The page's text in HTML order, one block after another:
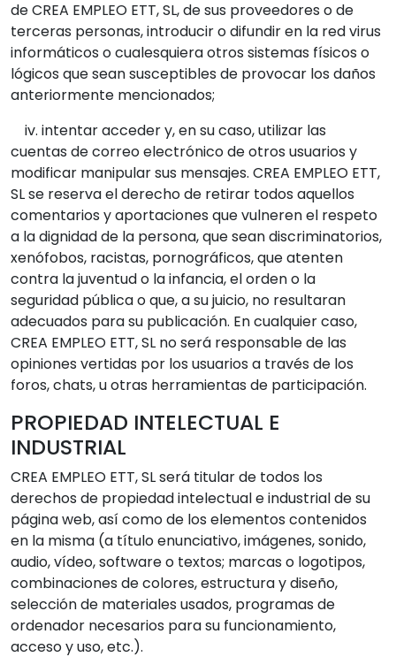
de CREA EMPLEO ETT, SL, de sus proveedores o de
terceras personas, introducir o difundir en la red virus
informáticos o cualesquiera otros sistemas físicos o
lógicos que sean susceptibles de provocar los daños
anteriormente mencionados;
iv. intentar acceder y, en su caso, utilizar las
cuentas de correo electrónico de otros usuarios y
modificar manipular sus mensajes. CREA EMPLEO ETT,
SL se reserva el derecho de retirar todos aquellos
comentarios y aportaciones que vulneren el respeto
a la dignidad de la persona, que sean discriminatorios,
xenófobos, racistas, pornográficos, que atenten
contra la juventud o la infancia, el orden o la
seguridad pública o que, a su juicio, no resultaran
adecuados para su publicación. En cualquier caso,
CREA EMPLEO ETT, SL no será responsable de las
opiniones vertidas por los usuarios a través de los
foros, chats, u otras herramientas de participación.
PROPIEDAD INTELECTUAL E
INDUSTRIAL
CREA EMPLEO ETT, SL será titular de todos los
derechos de propiedad intelectual e industrial de su
página web, así como de los elementos contenidos
en la misma (a título enunciativo, imágenes, sonido,
audio, vídeo, software o textos; marcas o logotipos,
combinaciones de colores, estructura y diseño,
selección de materiales usados, programas de
ordenador necesarios para su funcionamiento,
acceso y uso, etc.).